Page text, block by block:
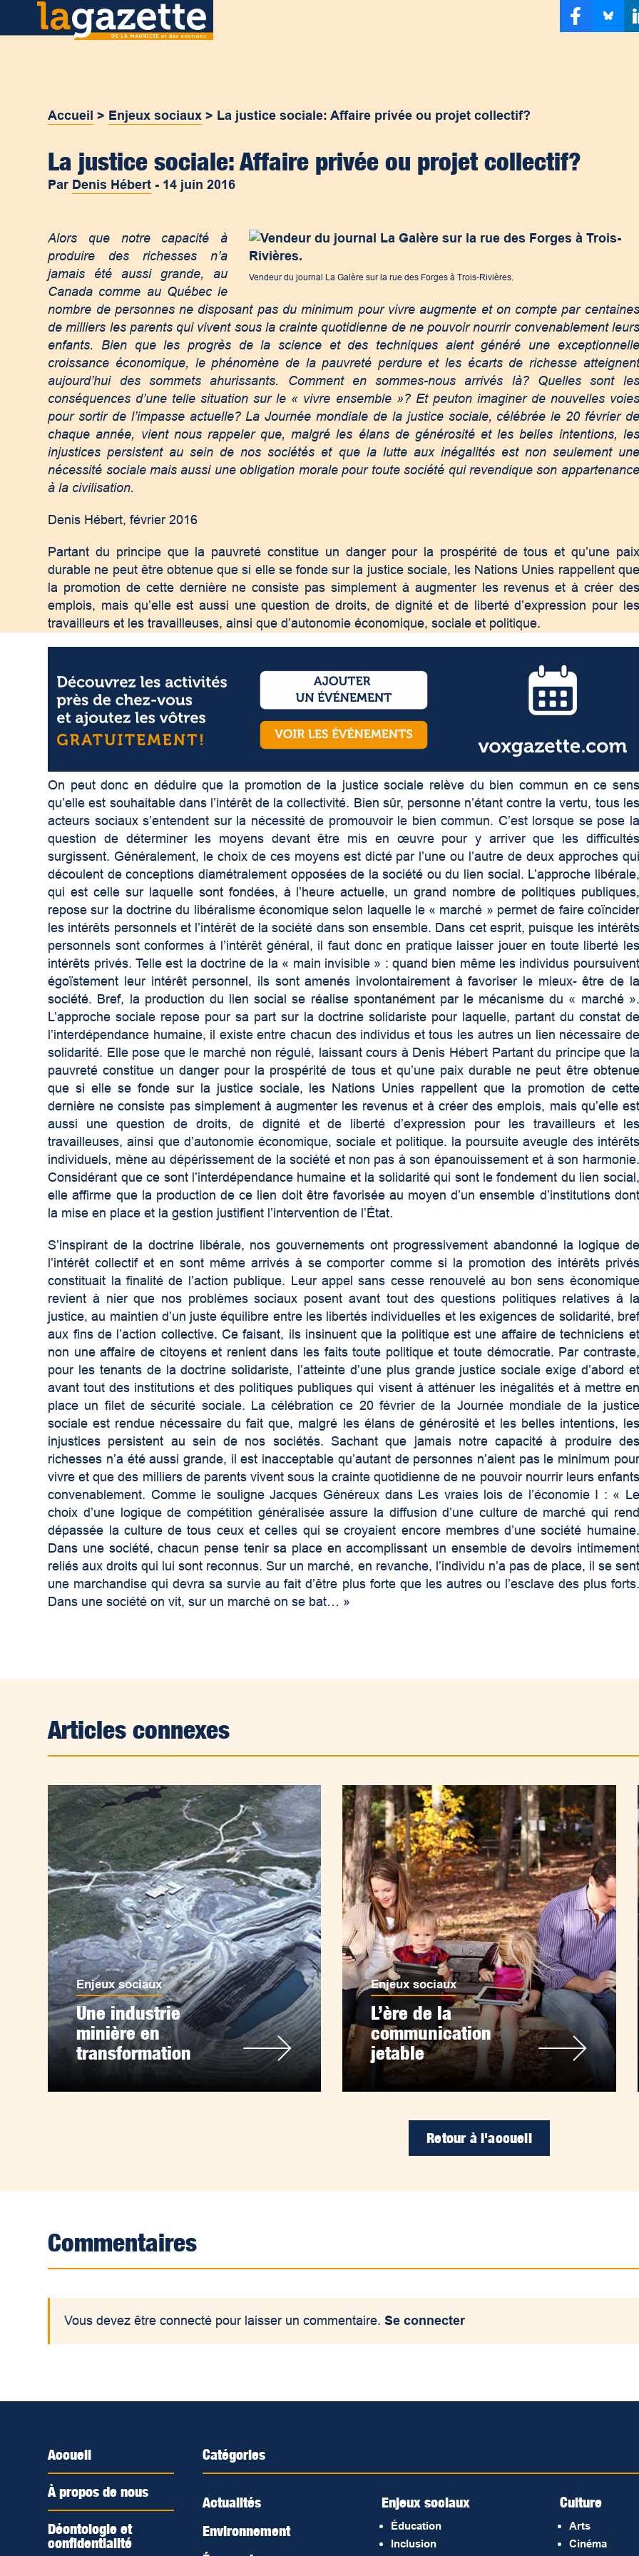
Accueil > Enjeux sociaux > La justice sociale: Affaire privée ou projet collectif?
La justice sociale: Affaire privée ou projet collectif?
Par Denis Hébert - 14 juin 2016
Vendeur du journal La Galère sur la rue des Forges à Trois-Rivières.
Alors que notre capacité à
produire des richesses n’a
jamais été aussi grande, au
Canada comme au Québec le
nombre de personnes ne disposant pas du minimum pour vivre augmente et on compte par centaines
de milliers les parents qui vivent sous la crainte quotidienne de ne pouvoir nourrir convenablement leurs
enfants. Bien que les progrès de la science et des techniques aient généré une exceptionnelle
croissance économique, le phénomène de la pauvreté perdure et les écarts de richesse atteignent
aujourd’hui des sommets ahurissants. Comment en sommes-nous arrivés là? Quelles sont les
conséquences d’une telle situation sur le « vivre ensemble »? Et peuton imaginer de nouvelles voies
pour sortir de l’impasse actuelle? La Journée mondiale de la justice sociale, célébrée le 20 février de
chaque année, vient nous rappeler que, malgré les élans de générosité et les belles intentions, les
injustices persistent au sein de nos sociétés et que la lutte aux inégalités est non seulement une
nécessité sociale mais aussi une obligation morale pour toute société qui revendique son appartenance
à la civilisation.
Denis Hébert, février 2016
Partant du principe que la pauvreté constitue un danger pour la prospérité de tous et qu’une paix
durable ne peut être obtenue que si elle se fonde sur la justice sociale, les Nations Unies rappellent que
la promotion de cette dernière ne consiste pas simplement à augmenter les revenus et à créer des
emplois, mais qu’elle est aussi une question de droits, de dignité et de liberté d’expression pour les
travailleurs et les travailleuses, ainsi que d’autonomie économique, sociale et politique.
On peut donc en déduire que la promotion de la justice sociale relève du bien commun en ce sens
qu’elle est souhaitable dans l’intérêt de la collectivité. Bien sûr, personne n’étant contre la vertu, tous les
acteurs sociaux s’entendent sur la nécessité de promouvoir le bien commun. C’est lorsque se pose la
question de déterminer les moyens devant être mis en œuvre pour y arriver que les difficultés
surgissent. Généralement, le choix de ces moyens est dicté par l’une ou l’autre de deux approches qui
découlent de conceptions diamétralement opposées de la société ou du lien social. L’approche libérale,
qui est celle sur laquelle sont fondées, à l’heure actuelle, un grand nombre de politiques publiques,
repose sur la doctrine du libéralisme économique selon laquelle le « marché » permet de faire coïncider
les intérêts personnels et l’intérêt de la société dans son ensemble. Dans cet esprit, puisque les intérêts
personnels sont conformes à l’intérêt général, il faut donc en pratique laisser jouer en toute liberté les
intérêts privés. Telle est la doctrine de la « main invisible » : quand bien même les individus poursuivent
égoïstement leur intérêt personnel, ils sont amenés involontairement à favoriser le mieux- être de la
société. Bref, la production du lien social se réalise spontanément par le mécanisme du « marché ».
L’approche sociale repose pour sa part sur la doctrine solidariste pour laquelle, partant du constat de
l’interdépendance humaine, il existe entre chacun des individus et tous les autres un lien nécessaire de
solidarité. Elle pose que le marché non régulé, laissant cours à Denis Hébert Partant du principe que la
pauvreté constitue un danger pour la prospérité de tous et qu’une paix durable ne peut être obtenue
que si elle se fonde sur la justice sociale, les Nations Unies rappellent que la promotion de cette
dernière ne consiste pas simplement à augmenter les revenus et à créer des emplois, mais qu’elle est
aussi une question de droits, de dignité et de liberté d’expression pour les travailleurs et les
travailleuses, ainsi que d’autonomie économique, sociale et politique. la poursuite aveugle des intérêts
individuels, mène au dépérissement de la société et non pas à son épanouissement et à son harmonie.
Considérant que ce sont l’interdépendance humaine et la solidarité qui sont le fondement du lien social,
elle affirme que la production de ce lien doit être favorisée au moyen d’un ensemble d’institutions dont
la mise en place et la gestion justifient l’intervention de l’État.
S’inspirant de la doctrine libérale, nos gouvernements ont progressivement abandonné la logique de
l’intérêt collectif et en sont même arrivés à se comporter comme si la promotion des intérêts privés
constituait la finalité de l’action publique. Leur appel sans cesse renouvelé au bon sens économique
revient à nier que nos problèmes sociaux posent avant tout des questions politiques relatives à la
justice, au maintien d’un juste équilibre entre les libertés individuelles et les exigences de solidarité, bref
aux fins de l’action collective. Ce faisant, ils insinuent que la politique est une affaire de techniciens et
non une affaire de citoyens et renient dans les faits toute politique et toute démocratie. Par contraste,
pour les tenants de la doctrine solidariste, l’atteinte d’une plus grande justice sociale exige d’abord et
avant tout des institutions et des politiques publiques qui visent à atténuer les inégalités et à mettre en
place un filet de sécurité sociale. La célébration ce 20 février de la Journée mondiale de la justice
sociale est rendue nécessaire du fait que, malgré les élans de générosité et les belles intentions, les
injustices persistent au sein de nos sociétés. Sachant que jamais notre capacité à produire des
richesses n’a été aussi grande, il est inacceptable qu’autant de personnes n’aient pas le minimum pour
vivre et que des milliers de parents vivent sous la crainte quotidienne de ne pouvoir nourrir leurs enfants
convenablement. Comme le souligne Jacques Généreux dans Les vraies lois de l’économie I : « Le
choix d’une logique de compétition généralisée assure la diffusion d’une culture de marché qui rend
dépassée la culture de tous ceux et celles qui se croyaient encore membres d’une société humaine.
Dans une société, chacun pense tenir sa place en accomplissant un ensemble de devoirs intimement
reliés aux droits qui lui sont reconnus. Sur un marché, en revanche, l’individu n’a pas de place, il se sent
une marchandise qui devra sa survie au fait d’être plus forte que les autres ou l’esclave des plus forts.
Dans une société on vit, sur un marché on se bat… »
Articles connexes
Enjeux sociaux
Une industrie
minière en
transformation
Enjeux sociaux
L’ère de la
communication
jetable
Retour à l'accueil
Commentaires
Vous devez être connecté pour laisser un commentaire.Se connecter
Accueil
À propos de nous
Déontologie et
confidentialité
Catégories
Actualités
Environnement
Enjeux sociaux
Éducation
Inclusion
Culture
Arts
Cinéma